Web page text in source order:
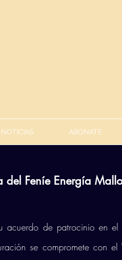
NOTICIAS ABÓNATE
Feníe Energía
acuerdo de patrocinio en
se compromete con